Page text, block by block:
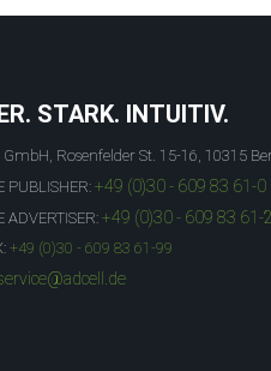
STARK. INTUITIV.
GmbH, Rosenfelder St. 15-16, 10315
PUBLISHER: +49 (0)30 - 609 83 61-0
ADVERTISER: +49 (0)30 - 609 83 61-
+49 (0)30 - 609 83 61-99